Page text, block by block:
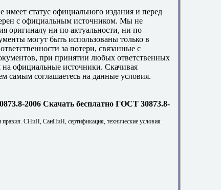
статус официального издания и перед
с официальным источником. Мы не
оригиналу ни по актуальности, ни по
могут быть использованы только в
за потери, связанные с
при принятии любых ответственных
на официальные источники. Скачивая
самым соглашаетесь на данные условия.
Скачать бесплатно ГОСТ 30873.8-
СНиП, СанПиН, сертификация, технические условия